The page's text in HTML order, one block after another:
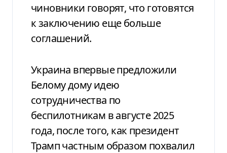
чиновники говорят, что готовятся
к заключению еще больше
соглашений.
Украина впервые предложили
Белому дому идею
сотрудничества по
беспилотникам в августе 2025
года, после того, как президент
Трамп частным образом похвалил